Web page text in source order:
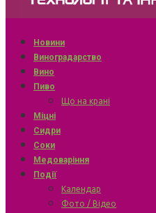
Новини
Виноградарство
Вино
Пиво
Що на крані
Міцні
Сидри
Соки
Медоваріння
Події
Календар
Фото / Відео